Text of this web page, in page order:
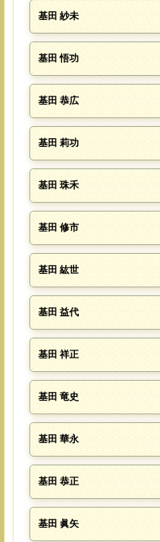
基田 紗未
基田 悟功
基田 恭広
基田 莉功
基田 珠禾
基田 修市
基田 紘世
基田 益代
基田 祥正
基田 竜史
基田 華永
基田 恭正
基田 眞矢